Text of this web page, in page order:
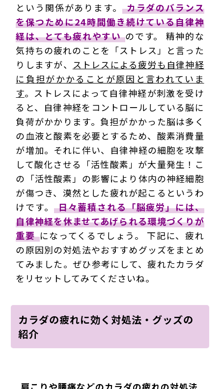
という関係があります。
カラダのバランス
を保つために24時間働き続けている自律神
経は、とても疲れやすい のです。 精神的な
気持ちの疲れのことを「ストレス」と言った
りしますが、
ストレスによる疲労も自律神経
に負担がかかることが原因と言われていま
す。ストレスによって自律神経が刺激を受け
ると、自律神経をコントロールしている脳に
負荷がかかります。負担がかかった脳は多く
の血液と酸素を必要とするため、酸素消費量
が増加。それに伴い、自律神経の細胞を攻撃
して酸化させる「活性酸素」が大量発生！こ
の「活性酸素」の影響により体内の神経細胞
が傷つき、漠然とした疲れが起こるというわ
けです。
日々蓄積される「脳疲労」には、
自律神経を休ませてあげられる環境づくりが
重要 になってくるでしょう。 下記に、疲れ
の原因別の対処法やおすすめグッズをまとめ
てみました。ぜひ参考にして、疲れたカラダ
をリセットしてみてくださいね。
カラダの疲れに効く対処法・グッズの
紹介
肩こりや腰痛などのカラダの疲れの対処法